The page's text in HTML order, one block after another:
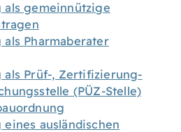
als gemeinnützige
Pharmaberater
als Prüf-, Zertifizierung-
(PÜZ-Stelle)
ausländischen